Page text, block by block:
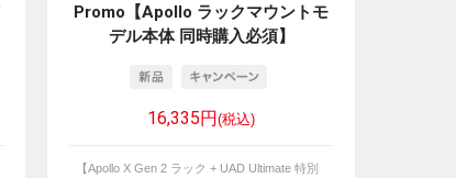
Promo【Apollo ラックマウントモ
デル本体 同時購入必須】
16,335円(税込)
【Apollo X Gen 2 ラック + UAD Ultimate 特別